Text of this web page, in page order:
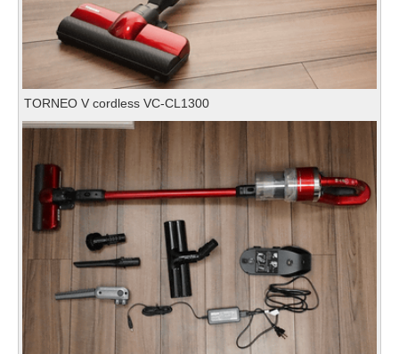
TORNEO V cordless VC-CL1300